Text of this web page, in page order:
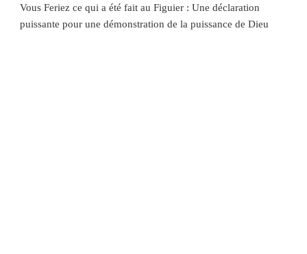
Vous Feriez ce qui a été fait au Figuier : Une déclaration
puissante pour une démonstration de la puissance de Dieu